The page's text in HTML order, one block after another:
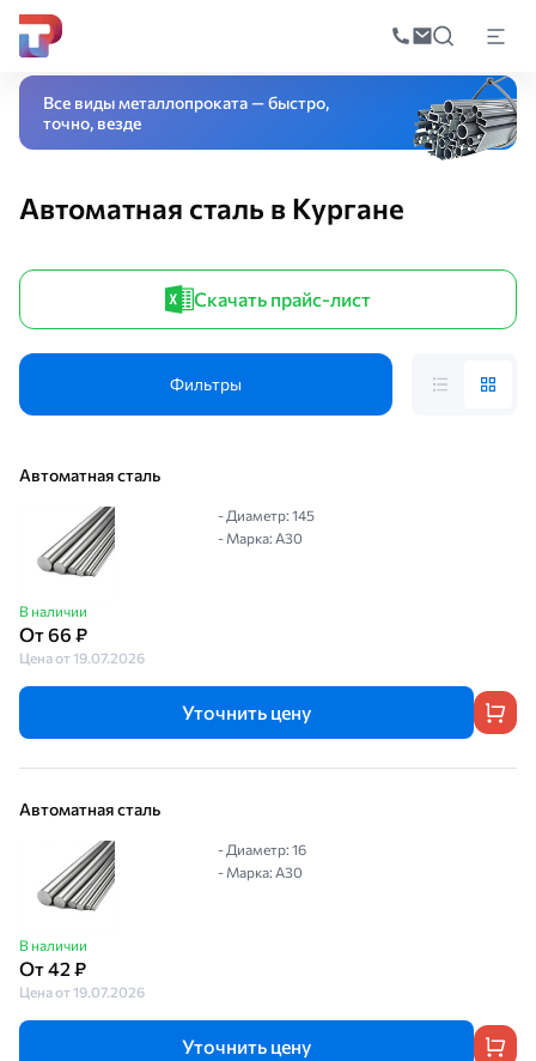
по
Главная Автоматная сталь
Все виды металлопроката — быстро,
точно, везде
Автоматная сталь в Кургане
Скачать прайс-лист
Фильтры
Автоматная сталь
В наличии
От 66 ₽
Цена от 19.07.2026
- Диаметр: 145
- Марка: А30
Уточнить цену
Автоматная сталь
В наличии
От 42 ₽
Цена от 19.07.2026
- Диаметр: 16
- Марка: А30
Уточнить цену